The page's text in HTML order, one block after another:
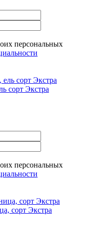
персональных
сорт Экстра
персональных
сорт Экстра